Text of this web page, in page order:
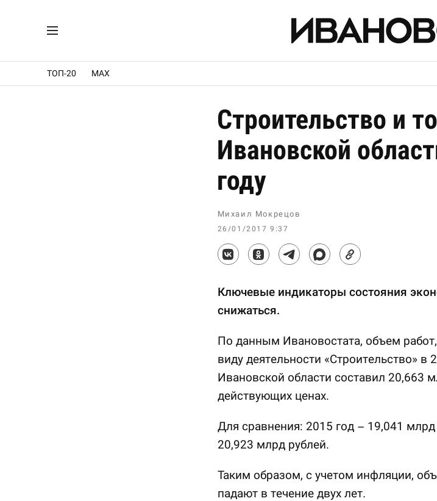
ТОП-20 MAX
Строительство и
Ивановской
году
Михаил Мокрецов
26/01/2017 9:37
Ключевые индикаторы состояния
снижаться.
По данным Ивановостата, объем
виду деятельности «Строительство» в
Ивановской области составил 20,663
действующих ценах.
Для сравнения: 2015 год – 19,041 млрд
20,923 млрд рублей.
Таким образом, с учетом инфляции,
падают в течение двух лет.